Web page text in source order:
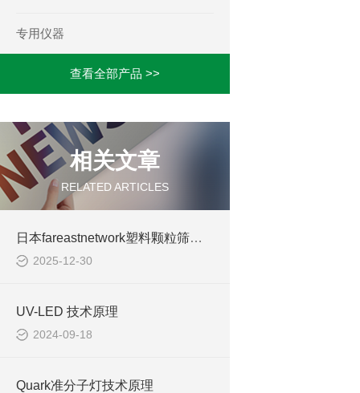
专用仪器
查看全部产品 >>
相关文章
RELATED ARTICLES
日本fareastnetwork塑料颗粒筛分机
2025-12-30
UV-LED 技术原理
2024-09-18
Quark准分子灯技术原理